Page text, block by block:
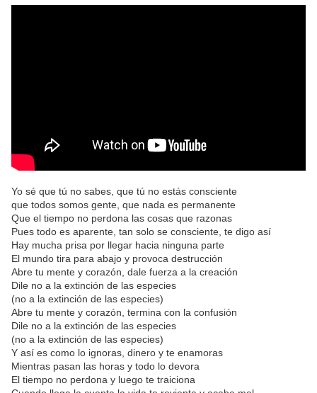
Yo sé que tú no sabes, que tú no estás consciente
que todos somos gente, que nada es permanente
Que el tiempo no perdona las cosas que razonas
Pues todo es aparente, tan solo se consciente, te digo así
Hay mucha prisa por llegar hacia ninguna parte
El mundo tira para abajo y provoca destrucción
Abre tu mente y corazón, dale fuerza a la creación
Dile no a la extinción de las especies
(no a la extinción de las especies)
Abre tu mente y corazón, termina con la confusión
Dile no a la extinción de las especies
(no a la extinción de las especies)
Y así es como lo ignoras, dinero y te enamoras
Mientras pasan las horas y todo lo devora
El tiempo no perdona y luego te traiciona